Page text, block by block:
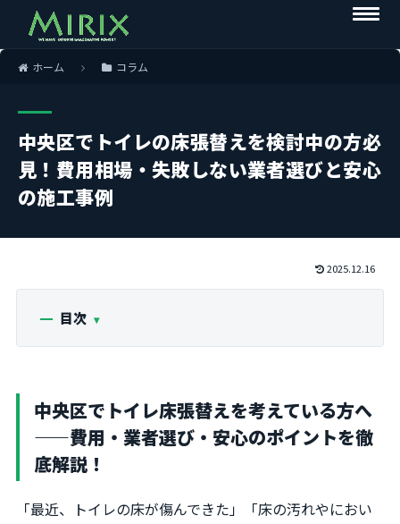
ホーム コラム
中央区でトイレの床張替えを検討中の方必
見！費用相場・失敗しない業者選びと安心
の施工事例
2025.12.16
目次
中央区でトイレ床張替えを考えている方へ
——費用・業者選び・安心のポイントを徹
底解説！
「最近、トイレの床が傷んできた」「床の汚れやにおい